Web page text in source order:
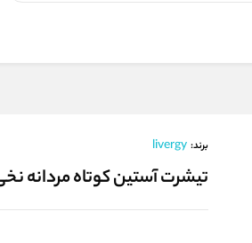
برند: livergy
تیشرت آستین کوتاه مردانه